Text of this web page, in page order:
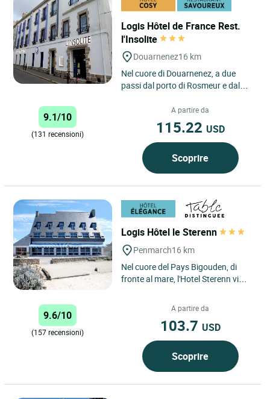
Logis Hôtel de France Rest.
l'Insolite
Douarnenez16 km
Nel cuore di Douarnenez, a due
passi dal porto di Rosmeur e dal
signore" e dalla "spiaggia...
9.1/10
(131 recensioni)
A partire da
115.22 USD
Scoprire
Logis Hôtel le Sterenn
Penmarch16 km
Nel cuore del Pays Bigouden, di
fronte al mare, l'Hotel Sterenn vi
scoperta... Gourmet, rilassante...
9.6/10
(157 recensioni)
A partire da
103.7 USD
Scoprire